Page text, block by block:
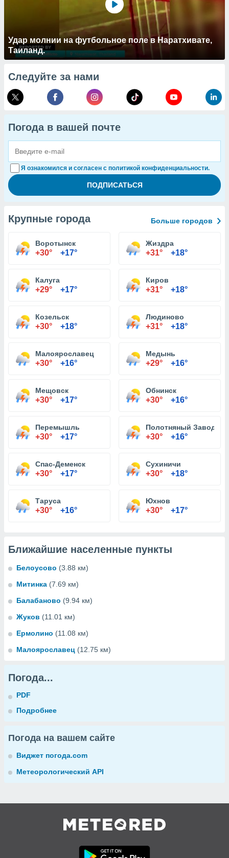
Удар молнии на футбольное поле в Наратхивате,
Таиланд.
Следуйте за нами
Погода в вашей почте
Я ознакомился и согласен с политикой конфиденциальности.
Крупные города Больше городов
Воротынск
+30° +17°
Жиздра
+31° +18°
Калуга
+29° +17°
Киров
+31° +18°
Козельск
+30° +18°
Людиново
+31° +18°
Малоярославец
+30° +16°
Медынь
+29° +16°
Мещовск
+30° +17°
Обнинск
+30° +16°
Перемышль
+30° +17°
Полотняный Завод
+30° +16°
Спас-Деменск
+30° +17°
Сухиничи
+30° +18°
Таруса
+30° +16°
Юхнов
+30° +17°
Ближайшие населенные пункты
Белоусово (3.88 км)
Митинка (7.69 км)
Балабаново (9.94 км)
Жуков (11.01 км)
Ермолино (11.08 км)
Малоярославец (12.75 км)
Погода...
PDF
Подробнее
Погода на вашем сайте
Виджет погода.com
Метеорологический API